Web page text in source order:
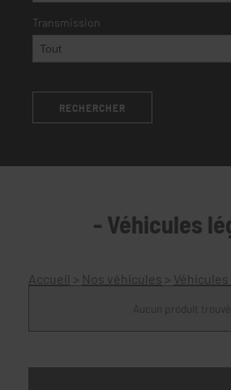
Transmission
- Véhicules
Accueil > Nos véhicules >
Aucun produit trouvé